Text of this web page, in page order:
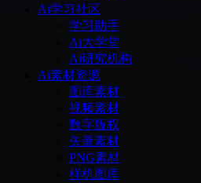
Ai学习社区
学习助手
Ai大学堂
Ai研究机构
Ai素材资源
图库素材
视频素材
数字版权
矢量素材
PNG素材
样机图库